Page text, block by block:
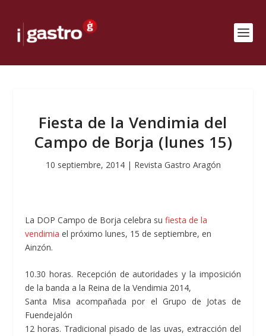
Fiesta de la Vendimia del
Campo de Borja (lunes 15)
10 septiembre, 2014| Revista Gastro Aragón
La DOP Campo de Borja celebra sufiesta de la
vendimia el próximo lunes, 15 de septiembre, en
Ainzón.
10.30 horas. Recepción de autoridades y la imposición
de la banda a la Reina de la Vendimia 2014,
Santa Misa acompañada por el Grupo de Jotas de
Fuendejalón
12 horas. Tradicional pisado de las uvas, extracción del